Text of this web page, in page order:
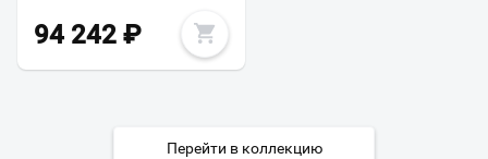
94 242 ₽
Перейти в коллекцию